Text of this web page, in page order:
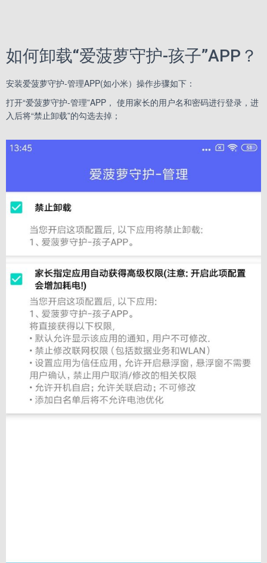
如何卸载“爱菠萝守护-孩子”APP？
安装爱菠萝守护-管理APP(如小米）操作步骤如下：
打开“爱菠萝守护-管理”APP， 使用家长的用户名和密码进行登录，进
入后将“禁止卸载”的勾选去掉；